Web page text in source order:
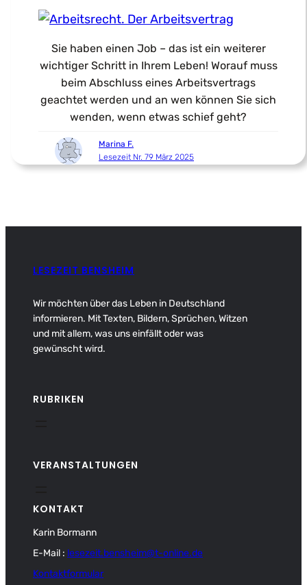
Sie haben einen Job – das ist ein weiterer
wichtiger Schritt in Ihrem Leben! Worauf muss
beim Abschluss eines Arbeitsvertrags
geachtet werden und an wen können Sie sich
wenden, wenn etwas schief geht?
Marina F.
Lesezeit Nr. 79 März 2025
LESEZEIT BENSHEIM
Wir möchten über das Leben in Deutschland
informieren. Mit Texten, Bildern, Sprüchen, Witzen
und mit allem, was uns einfällt oder was
gewünscht wird.
RUBRIKEN
VERANSTALTUNGEN
KONTAKT
Karin Bormann
E-Mail : lesezeit.bensheim@t-online.de
Kontaktformular